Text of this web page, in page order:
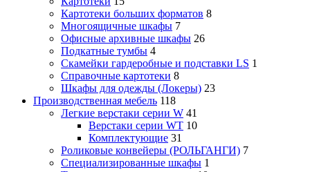
Картотеки больших форматов 8
Многоящичные шкафы 7
Офисные архивные шкафы 26
Подкатные тумбы 4
Скамейки гардеробные и подставки LS 1
Справочные картотеки 8
Шкафы для одежды (Локеры) 23
Производственная мебель 118
Легкие верстаки серии W 41
Верстаки серии WT 10
Комплектующие 31
Роликовые конвейеры (РОЛЬГАНГИ) 7
Специализированные шкафы 1